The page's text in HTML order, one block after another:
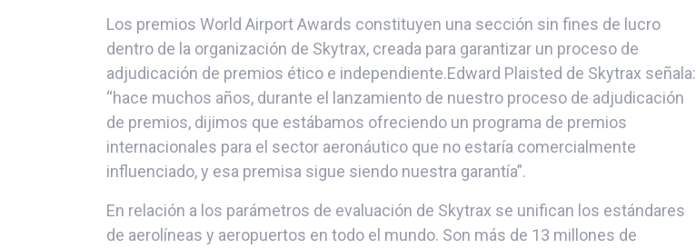
Los premios World Airport Awards constituyen una sección sin fines de lucro
dentro de la organización de Skytrax, creada para garantizar un proceso de
adjudicación de premios ético e independiente.Edward Plaisted de Skytrax señala:
“hace muchos años, durante el lanzamiento de nuestro proceso de adjudicación
de premios, dijimos que estábamos ofreciendo un programa de premios
internacionales para el sector aeronáutico que no estaría comercialmente
influenciado, y esa premisa sigue siendo nuestra garantía”.
En relación a los parámetros de evaluación de Skytrax se unifican los estándares
de aerolíneas y aeropuertos en todo el mundo. Son más de 13 millones de